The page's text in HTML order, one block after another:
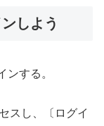
しよう
する。
スし、〔ログイ